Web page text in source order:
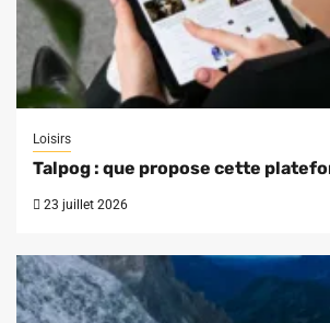
Loisirs
Talpog : que propose cette
23 juillet 2026